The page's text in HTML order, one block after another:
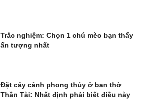
Trắc nghiệm: Chọn 1 chú mèo bạn thấy
ấn tượng nhất
Đặt cây cảnh phong thủy ở ban thờ
Thần Tài: Nhất định phải biết điều này